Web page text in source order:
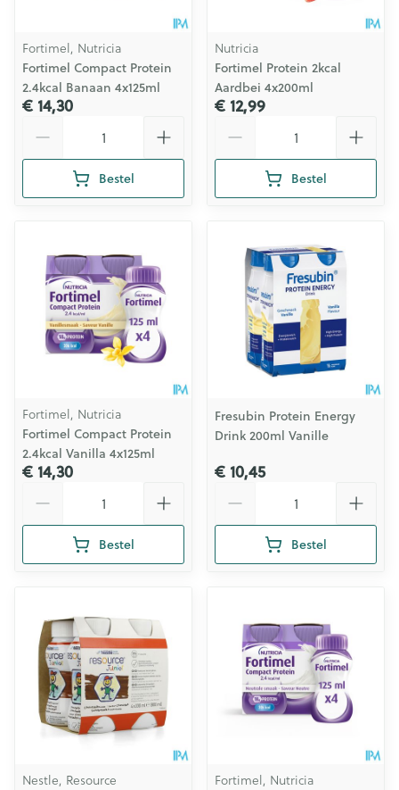
Fortimel, Nutricia
Fortimel Compact Protein
2.4kcal Banaan 4x125ml
€ 14,30
Bestel
Nutricia
Fortimel Protein 2kcal
Aardbei 4x200ml
€ 12,99
Bestel
Fortimel, Nutricia
Fortimel Compact Protein
2.4kcal Vanilla 4x125ml
€ 14,30
Bestel
Fresubin Protein Energy
Drink 200ml Vanille
€ 10,45
Bestel
Nestle, Resource
Fortimel, Nutricia